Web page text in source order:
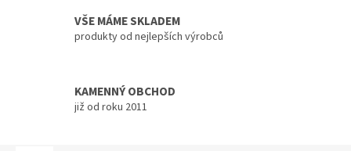
VŠE MÁME SKLADEM
produkty od nejlepších výrobců
KAMENNÝ OBCHOD
již od roku 2011